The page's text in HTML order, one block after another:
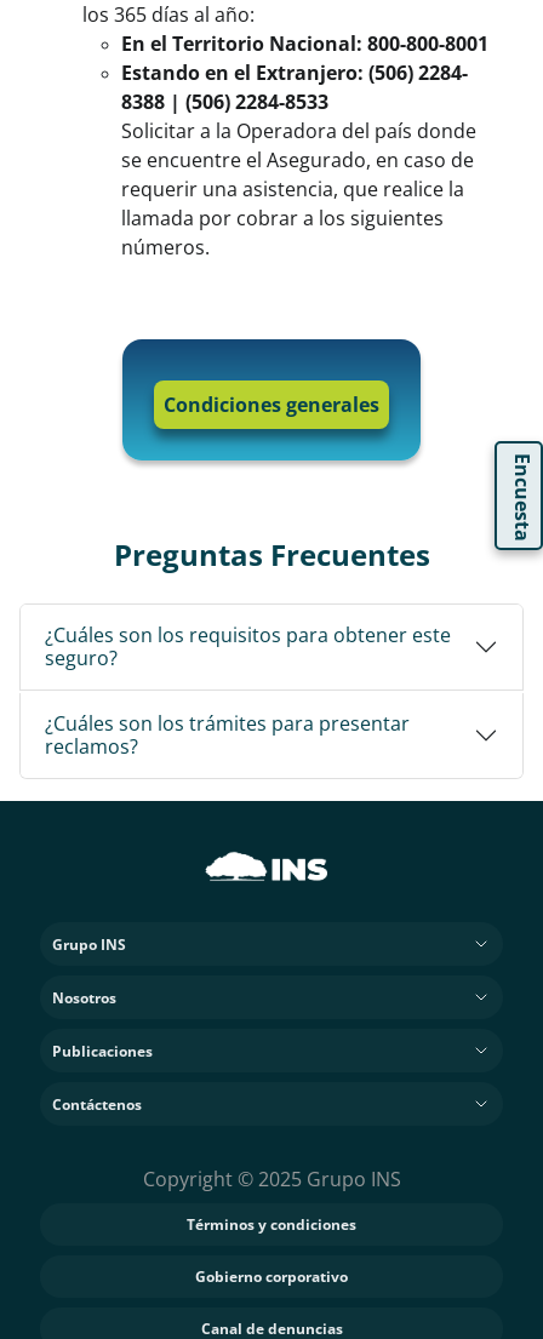
Encuesta
los 365 días al año:
En el Territorio Nacional: 800-800-8001
Estando en el Extranjero: (506) 2284-
8388 | (506) 2284-8533
Solicitar a la Operadora del país donde
se encuentre el Asegurado, en caso de
requerir una asistencia, que realice la
llamada por cobrar a los siguientes
números.
Condiciones generales
Preguntas Frecuentes
¿Cuáles son los requisitos para obtener este
seguro?
¿Cuáles son los trámites para presentar
reclamos?
Grupo INS
Nosotros
Publicaciones
Contáctenos
Copyright © 2025 Grupo INS
Términos y condiciones
Gobierno corporativo
Canal de denuncias